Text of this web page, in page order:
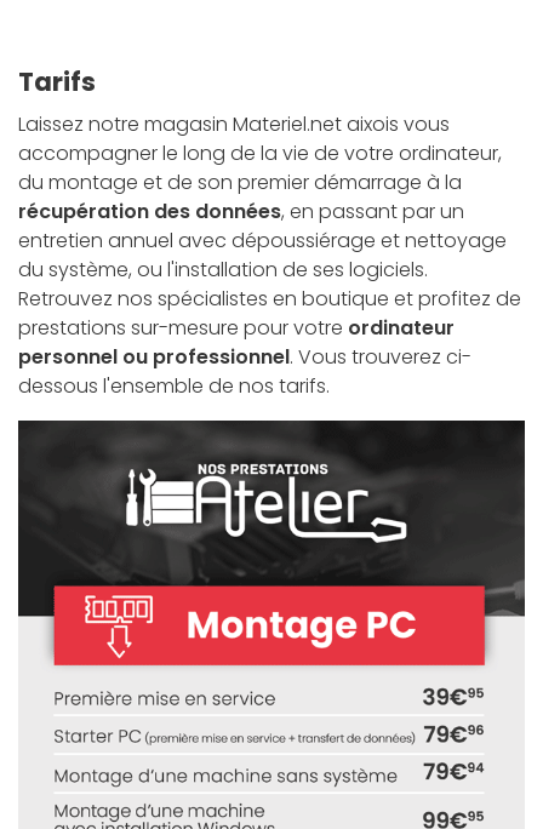
Tarifs
Laissez notre magasin Materiel.net aixois vous
accompagner le long de la vie de votre ordinateur,
du montage et de son premier démarrage à la
récupération des données, en passant par un
entretien annuel avec dépoussiérage et nettoyage
du système, ou l'installation de ses logiciels.
Retrouvez nos spécialistes en boutique et profitez de
prestations sur-mesure pour votre ordinateur
personnel ou professionnel. Vous trouverez ci-
dessous l'ensemble de nos tarifs.